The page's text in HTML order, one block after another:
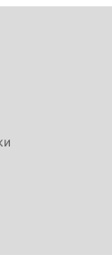
World Сумерки
Грозовой